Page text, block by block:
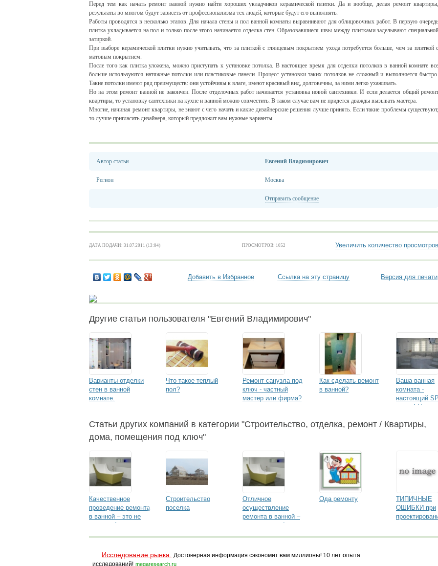
Перед тем как начать ремонт ванной нужно найти хороших укладчиков керамической плитки. Да и вообще, делая ремонт квартиры,
результаты во многом будут зависеть от профессионализма тех людей, которые будут его выполнять.
Работы проводятся в несколько этапов. Для начала стены и пол ванной комнаты выравнивают для облицовочных работ. В первую очередь
плитка укладывается на пол и только после этого начинается отделка стен. Образовавшиеся швы между плитками заделывают специальной
затиркой.
При выборе керамической плитки нужно учитывать, что за плиткой с глянцевым покрытием ухода потребуется больше, чем за плиткой с
матовым покрытием.
После того как плитка уложена, можно приступать к установке потолка. В настоящее время для отделки потолков в ванной комнате все
больше используются натяжные потолки или пластиковые панели. Процесс установки таких потолков не сложный и выполняется быстро.
Такие потолки имеют ряд преимуществ: они устойчивы к влаге, имеют красивый вид, долговечны, за ними легко ухаживать.
Но на этом ремонт ванной не закончен. После отделочных работ начинается установка новой сантехники. И если делается общий ремонт
квартиры, то установку сантехники на кухне и ванной можно совместить. В таком случае вам не придется дважды вызывать мастера.
Многие, начиная ремонт квартиры, не знают с чего начать и какие дизайнерские решения лучше принять. Если такие проблемы существуют,
то лучше пригласить дизайнера, который предложит вам нужные варианты.
Автор статьи Евгений Владимирович
Регион Москва
Отправить сообщение
ДАТА ПОДАЧИ: 31.07.2011 (13:04) ПРОСМОТРОВ: 1052 Увеличить количество просмотров
Добавить в Избранное Ссылка на эту страницу Версия для печати
Другие статьи пользователя "Евгений Владимирович"
Варианты отделки
стен в ванной
комнате.
Что такое теплый
пол?
Ремонт санузла под
ключ - частный
мастер или фирма?
Как сделать ремонт
в ванной?
Ваша ванная
комната -
настоящий
салон!
Статьи других компаний в категории "Строительство, отделка, ремонт / Квартиры,
дома, помещения под ключ"
Качественное
проведение ремонта
в ванной – это не
иллюзия!
Строительство
поселка
Отличное
осуществление
ремонта в ванной –
это не утопия!
Ода ремонту
ТИПИЧНЫЕ
ОШИБКИ при
Исследование рынка.
Достоверная информация сэкономит вам миллионы! 10 лет опыта
исследований! megaresearch.ru